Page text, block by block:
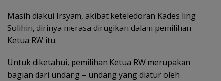
Masih diakui Irsyam, akibat keteledoran Kades Iing
Solihin, dirinya merasa dirugikan dalam pemilihan
Ketua RW itu.
Untuk diketahui, pemilihan Ketua RW merupakan
bagian dari undang – undang yang diatur oleh